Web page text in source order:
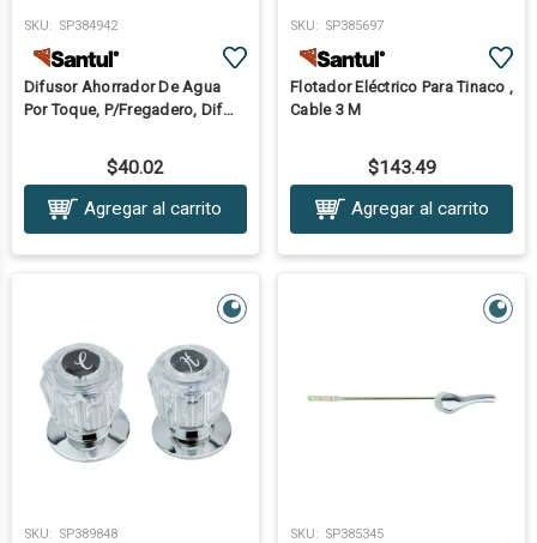
SKU: SP384942
Difusor Ahorrador De Agua
Por Toque, P/Fregadero, Dif
$40.02
Agregar al carrito
SKU: SP385697
Flotador Eléctrico Para Tinaco ,
Cable 3 M
$143.49
Agregar al carrito
SKU: SP389848 SKU: SP385345